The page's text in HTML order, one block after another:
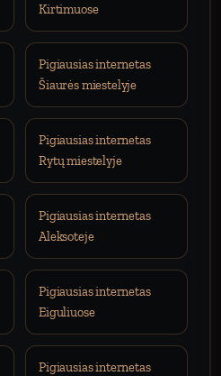
Kirtimuose
Pigiausias internetas
Šiaurės miestelyje
Pigiausias internetas
Rytų miestelyje
Pigiausias internetas
Aleksoteje
Pigiausias internetas
Eiguliuose
Pigiausias internetas